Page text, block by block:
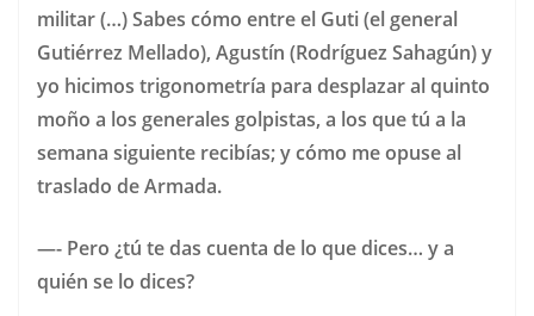
militar (…) Sabes cómo entre el Guti (el general
Gutiérrez Mellado), Agustín (Rodríguez Sahagún) y
yo hicimos trigonometría para desplazar al quinto
moño a los generales golpistas, a los que tú a la
semana siguiente recibías; y cómo me opuse al
traslado de Armada.
—- Pero ¿tú te das cuenta de lo que dices… y a
quién se lo dices?